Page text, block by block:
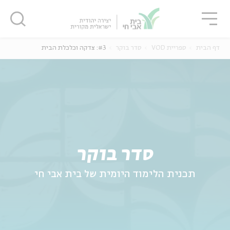
סדר בוקר
תכנית הלימוד היומית של בית אבי חי
דף הבית ספריית VOD סדר בוקר #3: צדקה וכלכלת הבית
סגור